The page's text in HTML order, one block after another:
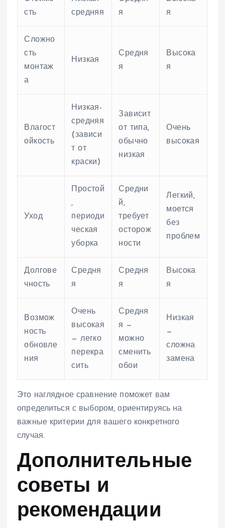
сть
средняя
я
я
Сложно
сть
монтаж
а
Низкая
Средня
я
Высока
я
Влагост
ойкость
Низкая-
средняя
(зависи
т от
краски)
Зависит
от типа,
обычно
низкая
Очень
высокая
Уход
Простой
,
периоди
ческая
уборка
Средни
й,
требует
осторож
ности
Легкий,
моется
без
проблем
Долгове
чность
Средня
я
Средня
я
Высока
я
Возмож
ность
обновле
ния
Очень
высокая
— легко
перекра
сить
Средня
я —
можно
сменить
обои
Низкая
—
сложна
замена
Это наглядное сравнение поможет вам
определиться с выбором, ориентируясь на
важные критерии для вашего конкретного
случая.
Дополнительные
советы и
рекомендации